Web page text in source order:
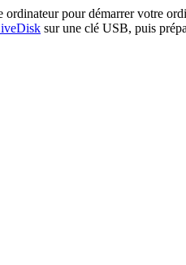
pour démarrer votre
sur une clé USB, puis